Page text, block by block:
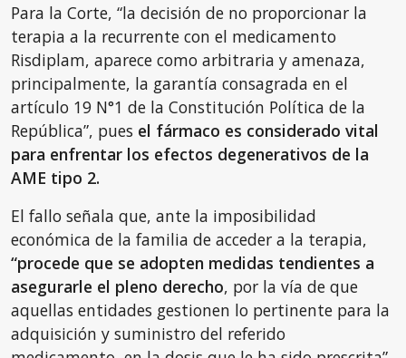
Para la Corte, “la decisión de no proporcionar la
terapia a la recurrente con el medicamento
Risdiplam, aparece como arbitraria y amenaza,
principalmente, la garantía consagrada en el
artículo 19 N°1 de la Constitución Política de la
República”, pues el fármaco es considerado vital
para enfrentar los efectos degenerativos de la
AME tipo 2.
El fallo señala que, ante la imposibilidad
económica de la familia de acceder a la terapia,
“procede que se adopten medidas tendientes a
asegurarle el pleno derecho, por la vía de que
aquellas entidades gestionen lo pertinente para la
adquisición y suministro del referido